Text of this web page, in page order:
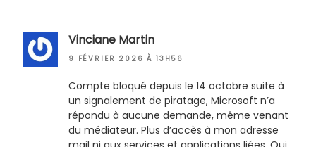
Vinciane Martin
9 FÉVRIER 2026 À 13H56
Compte bloqué depuis le 14 octobre suite à
un signalement de piratage, Microsoft n’a
répondu à aucune demande, même venant
du médiateur. Plus d’accès à mon adresse